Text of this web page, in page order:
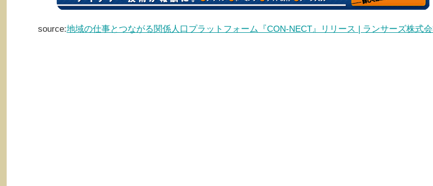
source:地域の仕事とつながる関係人口プラットフォーム『CON-NECT』リリース | ランサーズ株式